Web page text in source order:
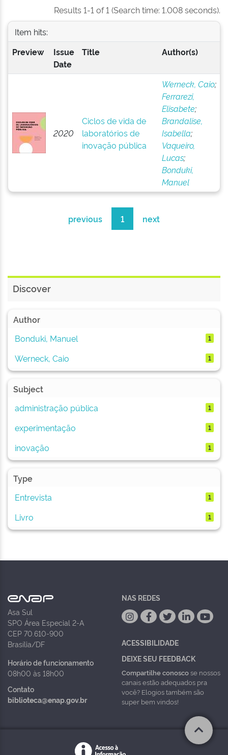
Results 1-1 of 1 (Search time: 1.008 seconds).
Item hits:
Preview
Issue
Date
Title Author(s)
2020
Ciclos de vida de
laboratórios de
inovação pública
Werneck, Caio;
Ferrarezi,
Elisabete;
Brandalise,
Isabella;
Vaqueiro,
Lucas;
Bonduki,
Manuel
previous 1 next
Discover
Author
Bonduki, Manuel
1
Werneck, Caio 1
Subject
administração pública
1
experimentação 1
inovação 1
Type
Entrevista
1
Livro 1
Asa Sul
SPO Área Especial 2-A
CEP 70.610-900
Brasília/DF
Horário de funcionamento
08h00 às 18h00
Contato
biblioteca@enap.gov.br
NAS REDES
ACESSIBILIDADE
DEIXE SEU FEEDBACK
Compartilhe conoscose nossos
canais estão adequados pra
você? Elogios também são
super bem vindos!